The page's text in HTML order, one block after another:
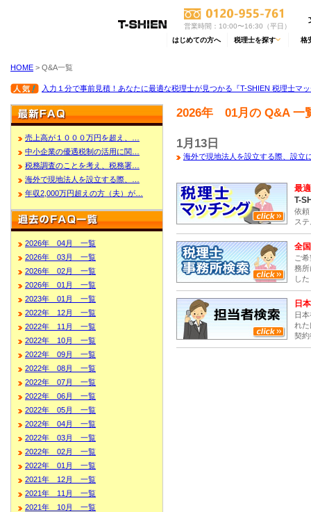
営業時間：10:00〜16:30（平日）
はじめての方へ 税理士を探す 格
HOME > Q&A一覧
入力１分で事前見積！あなたに最適な税理士が見つかる『T-SHIEN 税理士マ
売上高が１０００万円を超え、…
中小企業の優遇税制の活用に関…
税務調査のことを考え、税務署…
海外で現地法人を設立する際、…
年収2,000万円超えの方（夫）が…
2026年 04月 一覧
2026年 03月 一覧
2026年 02月 一覧
2026年 01月 一覧
2023年 01月 一覧
2022年 12月 一覧
2022年 11月 一覧
2022年 10月 一覧
2022年 09月 一覧
2022年 08月 一覧
2022年 07月 一覧
2022年 06月 一覧
2022年 05月 一覧
2022年 04月 一覧
2022年 03月 一覧
2022年 02月 一覧
2022年 01月 一覧
2021年 12月 一覧
2021年 11月 一覧
2021年 10月 一覧
2026年 01月の Q&A 一
1月13日
海外で現地法人を設立する際、設立
最適
T-
依頼
ス
全
ご
務所
し
日
日
れた
契約